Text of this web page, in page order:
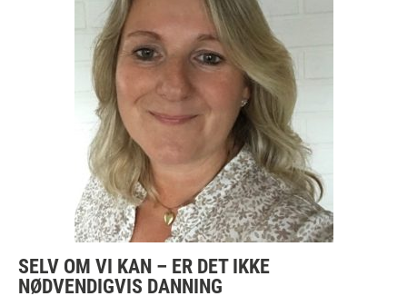
SELV OM VI KAN – ER DET IKKE
NØDVENDIGVIS DANNING